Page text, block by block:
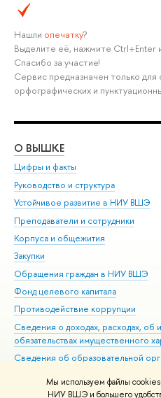
Мы используем файлы cookies
НИУ ВШЭ и большего
Нашли опечатку?
Выделите её, нажмите Ctrl+Enter
Спасибо за участие!
Сервис предназначен только
орфографических и
О ВЫШКЕ
Цифры и факты
Руководство и структура
Устойчивое развитие в НИУ ВШЭ
Преподаватели и сотрудники
Корпуса и общежития
Закупки
Обращения граждан в НИУ ВШЭ
Фонд целевого капитала
Противодействие коррупции
Сведения о доходах, расходах, об
обязательствах имущественного
Сведения об образовательной
Людям с ограниченными
Единая платежная страница